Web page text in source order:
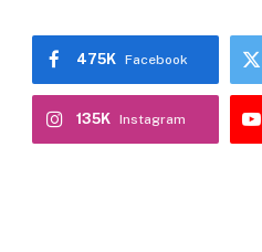
Facebook
475K
Instagram
135K